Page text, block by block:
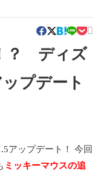

？ ディズ
プデート
アップデート！ 今回
ミッキーマウスの追